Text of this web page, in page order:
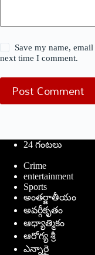
Save my name,
next time I comment.
Post Comment
24 గంటలు
Crime
entertainment
Sports
అంతర్జాతీయం
అవర్గీకృతం
ఆధ్యాత్మికం
ఆరోగ్య శ్రీ
ఎన్నారై